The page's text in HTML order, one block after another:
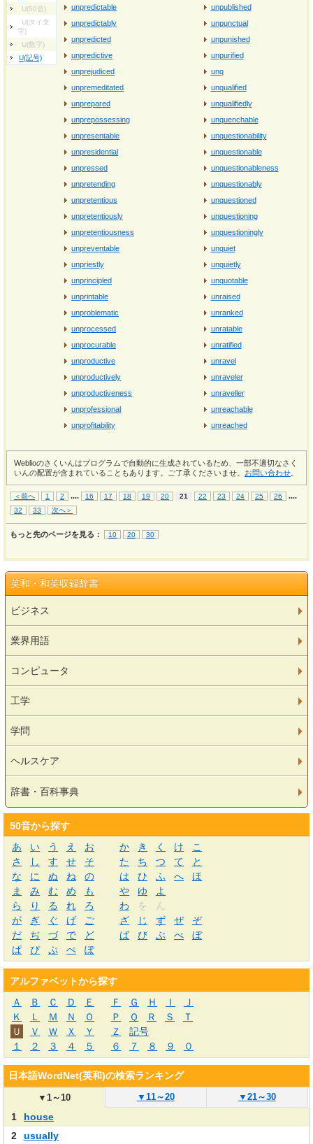
U(50音)
U(タイ文
字)
U(数字)
U(記号)
unpredictable
unpredictably
unpredicted
unpredictive
unprejudiced
unpremeditated
unprepared
unprepossessing
unpresentable
unpresidential
unpressed
unpretending
unpretentious
unpretentiously
unpretentiousness
unpreventable
unpriestly
unprincipled
unprintable
unproblematic
unprocessed
unprocurable
unproductive
unproductively
unproductiveness
unprofessional
unprofitability
unpublished
unpunctual
unpunished
unpurified
unq
unqualified
unqualifiedly
unquenchable
unquestionability
unquestionable
unquestionableness
unquestionably
unquestioned
unquestioning
unquestioningly
unquiet
unquietly
unquotable
unraised
unranked
unratable
unratified
unravel
unraveler
unraveller
unreachable
unreached
Weblioのさくいんはプログラムで自動的に生成されているため、一部不適切なさく
いんの配置が含まれていることもあります。ご了承くださいませ。 お問い合わせ
＜前へ 1 2 .... 16 17 18 19 20 21 22 23 24 25 26 ....
32 33 次へ＞
もっと先のページを見る： 10 20 30
英和・和英収録辞書
ビジネス
業界用語
コンピュータ
工学
学問
ヘルスケア
辞書・百科事典
50音から探す
あ
い う え お か き く け
こ
さ
し す せ そ た ち つ て
と
な
に ぬ ね の は ひ ふ へ
ほ
ま
み む め も や ゆ
よ
ら
り る れ ろ わ を
ん
が
ぎ ぐ げ ご ざ じ ず ぜ
ぞ
だ
ぢ づ で ど ば び ぶ べ
ぼ
ぱ
ぴ ぷ ぺ ぽ
アルファベットから探す
Ａ
Ｂ Ｃ Ｄ Ｅ Ｆ Ｇ Ｈ Ｉ
Ｊ
Ｋ
Ｌ Ｍ Ｎ Ｏ Ｐ Ｑ Ｒ Ｓ
Ｔ
Ｕ
Ｖ Ｗ Ｘ Ｙ Ｚ
記号
１
２ ３ ４ ５ ６ ７ ８ ９ ０
日本語WordNet(英和)の検索ランキング
▼1～10 ▼ 11～20 ▼ 21～30
1
house
2
usually